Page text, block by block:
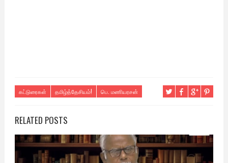
கட்டுரைகள் தமிழ்த்தேசியம்! பெ. மணியரசன்
RELATED POSTS